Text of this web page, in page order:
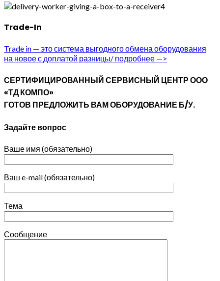
Trade-In
Trade in — это система выгодного обмена оборудования
на новое с доплатой разницы/ подробнее —>
СЕРТИФИЦИРОВАННЫЙ СЕРВИСНЫЙ ЦЕНТР ООО
«ТД КОМПО»
ГОТОВ ПРЕДЛОЖИТЬ ВАМ ОБОРУДОВАНИЕ Б/У.
Задайте вопрос
Ваше имя (обязательно)
Ваш e-mail (обязательно)
Тема
Сообщение